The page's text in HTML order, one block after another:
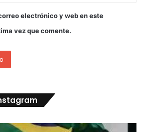
electrónico y web en este
vez que comente.